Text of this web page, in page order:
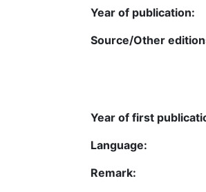
Year of publication:
Source/Other
Year of first
Language:
Remark: